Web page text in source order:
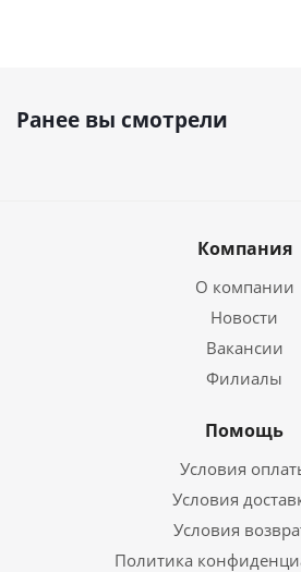
Ранее вы смотрели
Компания
О компании
Новости
Вакансии
Филиалы
Помощь
Условия
Условия
Условия
Политика